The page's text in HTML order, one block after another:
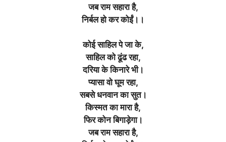
जब राम सहारा है,
निर्बल हो कर कोईं।।
कोई साहिल पे जा के,
साहिल को ढूंढ रहा,
दरिया के किनारे भी।
प्यासा वो घूम रहा,
सबसे धनवान का सुत।
किस्मत का मारा है,
फिर कोन बिगाड़ेगा।
जब राम सहारा है,